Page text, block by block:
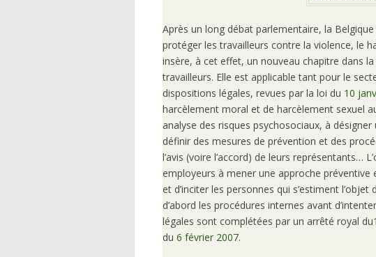
Après un long débat parlementaire, la
protéger les travailleurs contre la violence, le
insère, à cet effet, un nouveau chapitre dans la
travailleurs. Elle est applicable tant pour le
dispositions légales, revues par la loi du 10
harcèlement moral et de harcèlement sexuel
analyse des risques psychosociaux, à
définir des mesures de prévention et des
l’avis (voire l’accord) de leurs représentants…
employeurs à mener une approche
et d’inciter les personnes qui s’estiment
d’abord les procédures internes avant
légales sont complétées par un arrêté royal du
du 6 février 2007.